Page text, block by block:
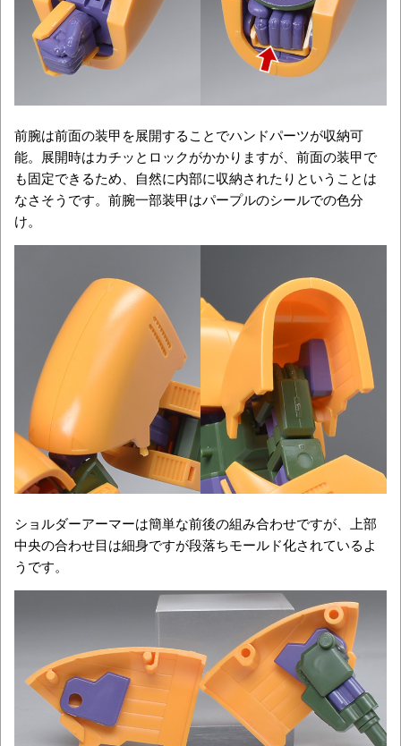
前腕は前面の装甲を展開することでハンドパーツが収納可
能。展開時はカチッとロックがかかりますが、前面の装甲で
も固定できるため、自然に内部に収納されたりということは
なさそうです。前腕一部装甲はパープルのシールでの色分
け。
ショルダーアーマーは簡単な前後の組み合わせですが、上部
中央の合わせ目は細身ですが段落ちモールド化されているよ
うです。